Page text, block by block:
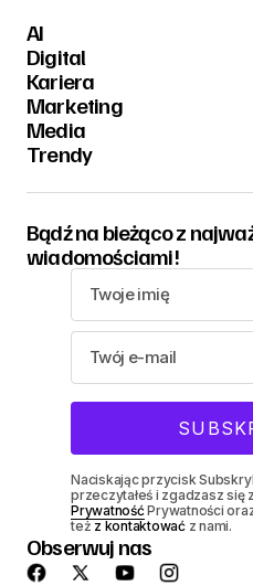
AI
Digital
Kariera
Marketing
Media
Trendy
Bądź na bieżąco z
wiadomościami!
Naciskając przycisk
przeczytałeś i zgadzasz się
PrywatnośćPrywatności
też z kontaktowaćz nami.
Obserwuj nas